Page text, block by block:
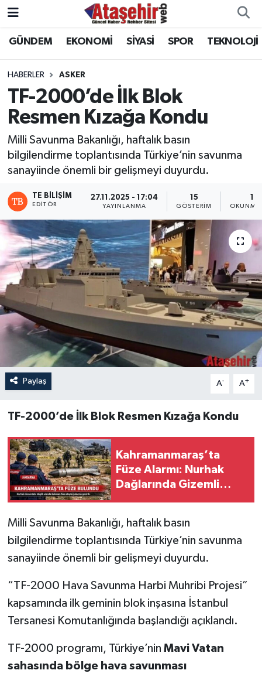
GÜNDEM EKONOMİ SİYASİ SPOR TEKNOLOJİ
HABERLER ASKER
TF-2000’de İlk Blok
Resmen Kızağa Kondu
Milli Savunma Bakanlığı, haftalık basın
bilgilendirme toplantısında Türkiye’nin savunma
sanayiinde önemli bir gelişmeyi duyurdu.
TE BILIŞIM
EDITÖR
27.11.2025 - 17:04
YAYINLANMA
15
GÖSTERIM
1
OKUNMA
Paylaş A- A+
TF-2000’de İlk Blok Resmen Kızağa Kondu
Kahramanmaraş’ta
Füze Alarmı: Nurhak
Dağlarında Gizemli
Milli Savunma Bakanlığı, haftalık basın
bilgilendirme toplantısında Türkiye’nin savunma
sanayiinde önemli bir gelişmeyi duyurdu.
“TF-2000 Hava Savunma Harbi Muhribi Projesi”
kapsamında ilk geminin blok inşasına İstanbul
Tersanesi Komutanlığında başlandığı açıklandı.
TF-2000 programı, Türkiye’nin Mavi Vatan
sahasında bölge hava savunması
Hava Durumu
Trafik Durumu
Süper Lig Puan Durumu ve Fikstür
Tüm Manşetler
Son Dakika Haberleri
Haber Arşivi